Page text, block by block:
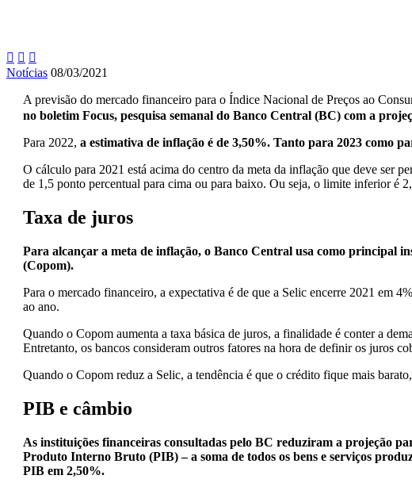
  
Notícias 08/03/2021
A previsão do mercado financeiro para o Índice Nacional de Preços ao
no boletim Focus, pesquisa semanal do Banco Central (BC) com a
Para 2022, a estimativa de inflação é de 3,50%. Tanto para 2023 como
O cálculo para 2021 está acima do centro da meta da inflação que deve ser
de 1,5 ponto percentual para cima ou para baixo. Ou seja, o limite inferior é
Taxa de juros
Para alcançar a meta de inflação, o Banco Central usa como principal
(Copom).
Para o mercado financeiro, a expectativa é de que a Selic encerre 2021 em
ao ano.
Quando o Copom aumenta a taxa básica de juros, a finalidade é conter a
Entretanto, os bancos consideram outros fatores na hora de definir os juros
Quando o Copom reduz a Selic, a tendência é que o crédito fique mais
PIB e câmbio
As instituições financeiras consultadas pelo BC reduziram a projeção
Produto Interno Bruto (PIB) – a soma de todos os bens e serviços
PIB em 2,50%.